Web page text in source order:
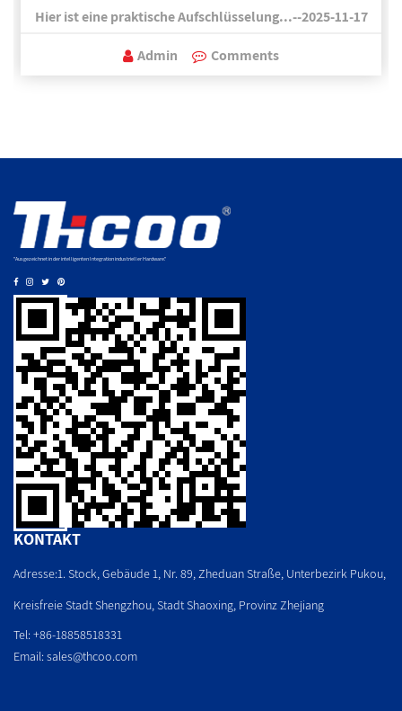
Hier ist eine praktische Aufschlüsselung...--2025-11-17
Admin Comments
"Ausgezeichnet in der intelligenten Integration industrieller Hardware."
KONTAKT
Adresse:1. Stock, Gebäude 1, Nr. 89, Zheduan Straße, Unterbezirk Pukou,
Kreisfreie Stadt Shengzhou, Stadt Shaoxing, Provinz Zhejiang
Tel: +86-18858518331
Email:sales@thcoo.com